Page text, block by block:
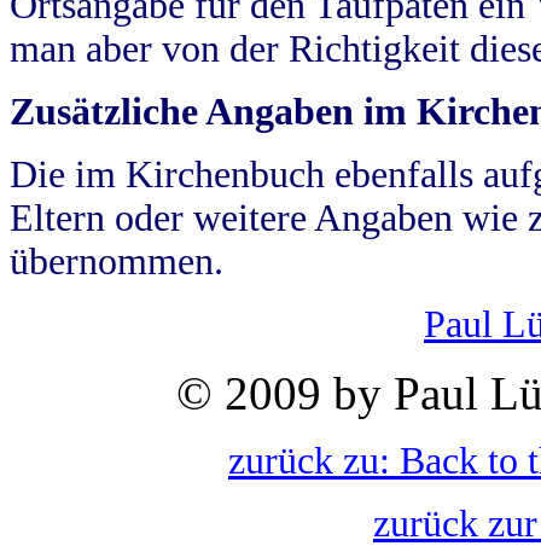
man aber von der Richtigkeit
Zusätzliche Angaben im
Die im Kirchenbuch ebenfalls
Eltern oder weitere Angaben wie
übernommen.
Paul
© 2009 by Paul
zurück zu: Back to
zurück